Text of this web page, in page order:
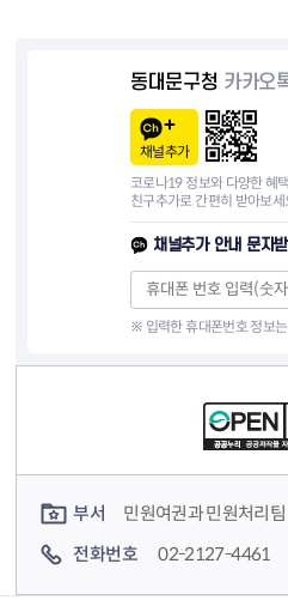
동대문구청 카카오
채널추가
코로나19 정보와 다양한 혜
친구추가로 간편히 받아보세
채널추가 안내 문자받
※ 입력한 휴대폰번호 정보
부서
민원여권과 민원처리팀
전화번호
02-2127-4461